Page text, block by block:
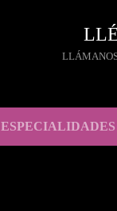
ESPECIALIDADES